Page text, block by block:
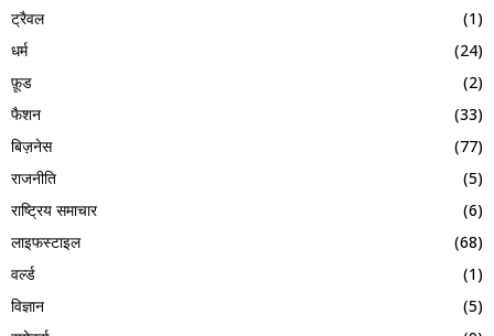
ट्रैवल
(1)
धर्म
(24)
फ़ूड
(2)
फैशन
(33)
बिज़नेस
(77)
राजनीति
(5)
राष्ट्रिय समाचार
(6)
लाइफस्टाइल
(68)
वर्ल्ड
(1)
विज्ञान
(5)